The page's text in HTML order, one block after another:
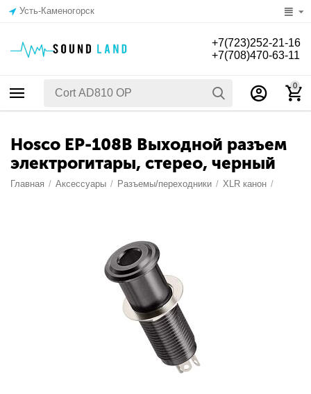
Усть-Каменогорск
+7(723)252-21-16
+7(708)470-63-11
0
Hosco EP-108B Выходной разъем
электрогитары, стерео, черный
Главная / Аксессуары / Разъемы/переходники / XLR канон /